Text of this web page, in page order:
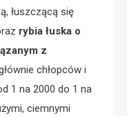
łuszczącą się
rybia łuska o
z
chłopców i
1 na 2000 do 1 na
ciemnymi